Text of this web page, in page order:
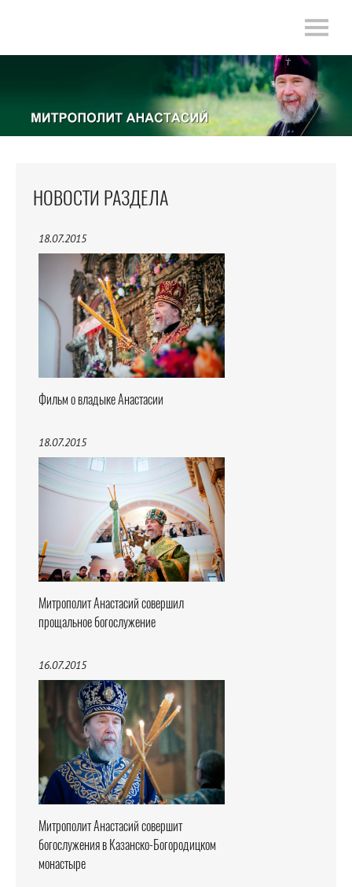
НОВОСТИ РАЗДЕЛА
18.07.2015
Фильм о владыке Анастасии
18.07.2015
Митрополит Анастасий совершил
прощальное богослужение
16.07.2015
Митрополит Анастасий совершит
богослужения в Казанско-Богородицком
монастыре